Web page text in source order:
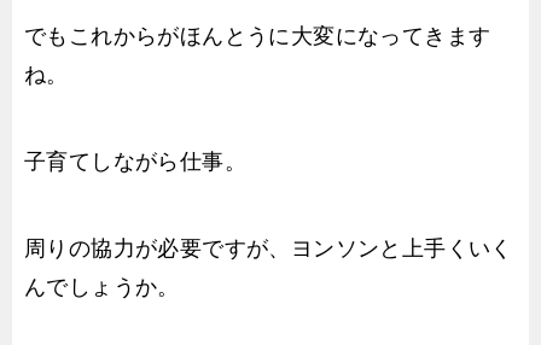
でもこれからがほんとうに大変になってきます
ね。
子育てしながら仕事。
周りの協力が必要ですが、ヨンソンと上手くいく
んでしょうか。